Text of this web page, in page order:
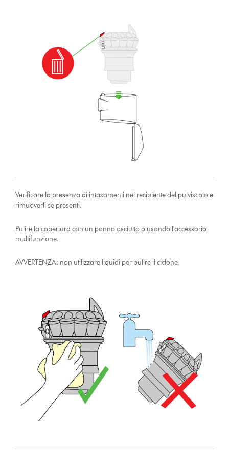
Verificare la presenza di intasamenti nel recipiente del pulviscolo e
rimuoverli se presenti.
Pulire la copertura con un panno asciutto o usando l'accessorio
multifunzione.
AVVERTENZA: non utilizzare liquidi per pulire il ciclone.